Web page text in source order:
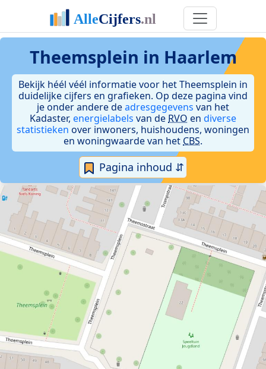
Theemsplein in Haarlem
Bekijk héél véél informatie voor het Theemsplein in
duidelijke cijfers en grafieken. Op deze pagina vind
je onder andere deadresgegevens van het
Kadaster, energielabels van de RVO en diverse
statistieken over inwoners, huishoudens, woningen
en woningwaarde van het CBS.
Pagina inhoud ⇵